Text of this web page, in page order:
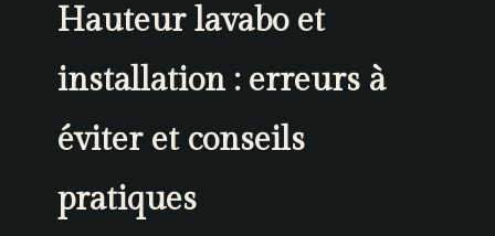
Hauteur lavabo et
installation : erreurs à
éviter et conseils
pratiques